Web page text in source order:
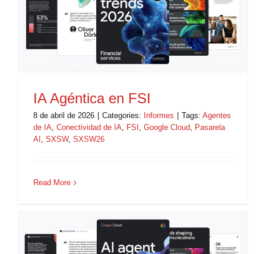
IA Agéntica en FSI
8 de abril de 2026 Categories: Informes Tags: Agentes
de IA, Conectividad de IA, FSI , Google Cloud, Pasarela
AI , SXSW, SXSW26
Read More